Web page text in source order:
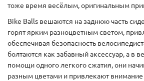
тоже время весёлым, оригинальным
Bike Balls вешаются на заднюю часть
горят ярким разноцветным светом,
обеспечивая безопасность
болтаются как забавный аксессуар, а в
помощи одного легкого сжатия, они
разным цветами и привлекают внимание